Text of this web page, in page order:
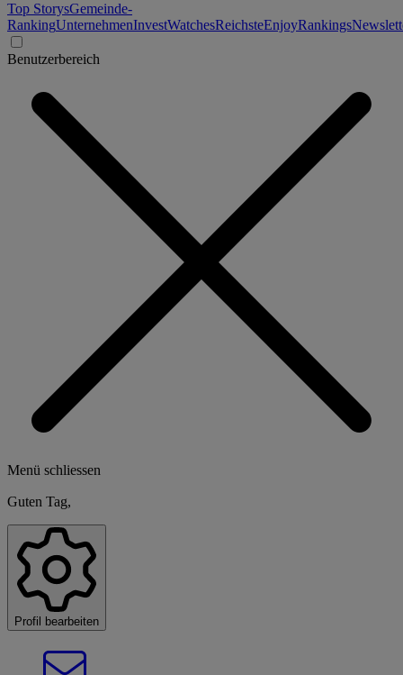
Top StorysGemeinde-
RankingUnternehmenInvestWatchesReichsteEnjoyRankings
Benutzerbereich
Menü schliessen
Guten Tag,
Profil bearbeiten